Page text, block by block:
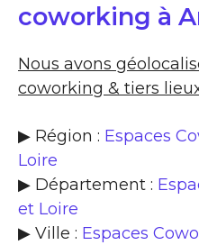
coworking à
Nous avons
coworking & tiers
▶ Région : Espaces
Loire
▶ Département :
et Loire
▶ Ville : Espaces